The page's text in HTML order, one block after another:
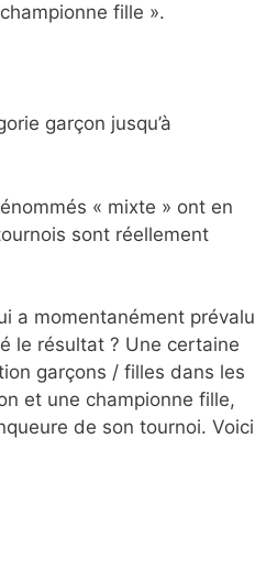
fille ».
garçon jusqu’à
« mixte » ont en
sont réellement
a momentanément prévalu
le résultat ? Une certaine
garçons / filles dans les
et une championne fille,
de son tournoi. Voici